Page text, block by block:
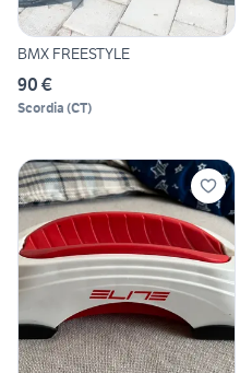
BMX FREESTYLE
90 €
Scordia (CT)